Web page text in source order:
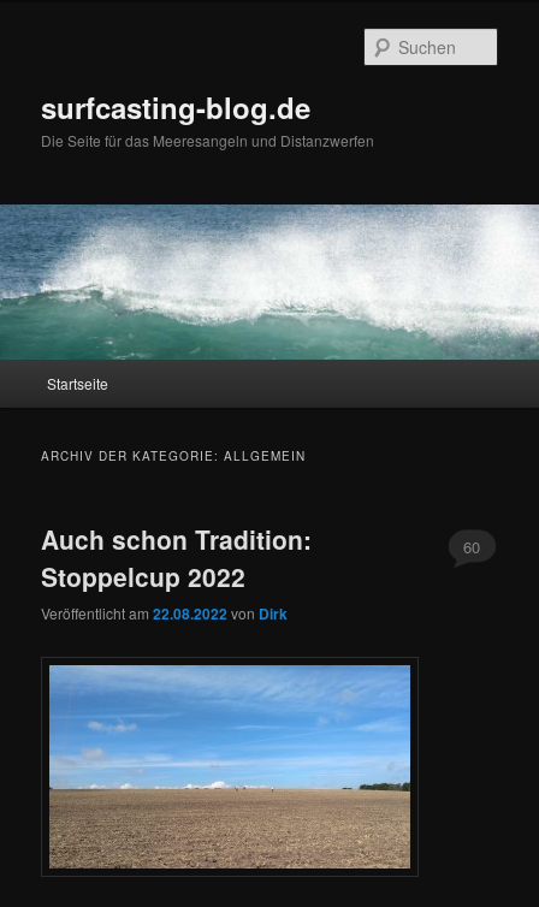
surfcasting-blog.de
Die Seite für das Meeresangeln und Distanzwerfen
Zum Inhalt wechseln
Zum sekundären Inhalt wechseln
Startseite
ARCHIV DER KATEGORIE:ALLGEMEIN
Auch schon Tradition:
Stoppelcup 2022
Veröffentlicht am22.08.2022von Dirk
60